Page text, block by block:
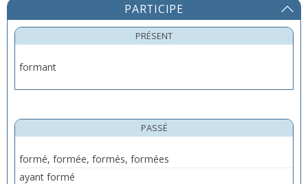
PARTICIPE
PRÉSENT
formant
PASSÉ
formé, formée, formés, formées
ayant formé